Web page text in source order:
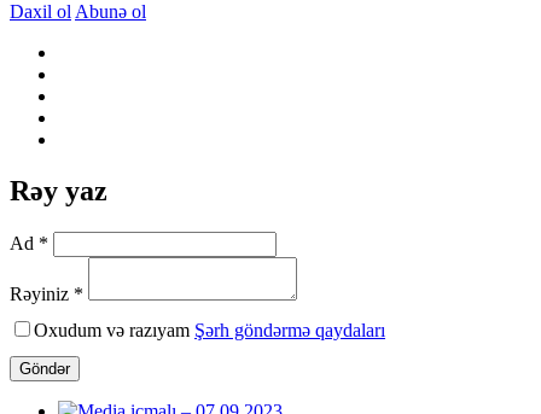
Daxil ol Abunə ol
Rəy yaz
Ad *
Rəyiniz *
Oxudum və razıyam Şərh göndərmə qaydaları
Göndər